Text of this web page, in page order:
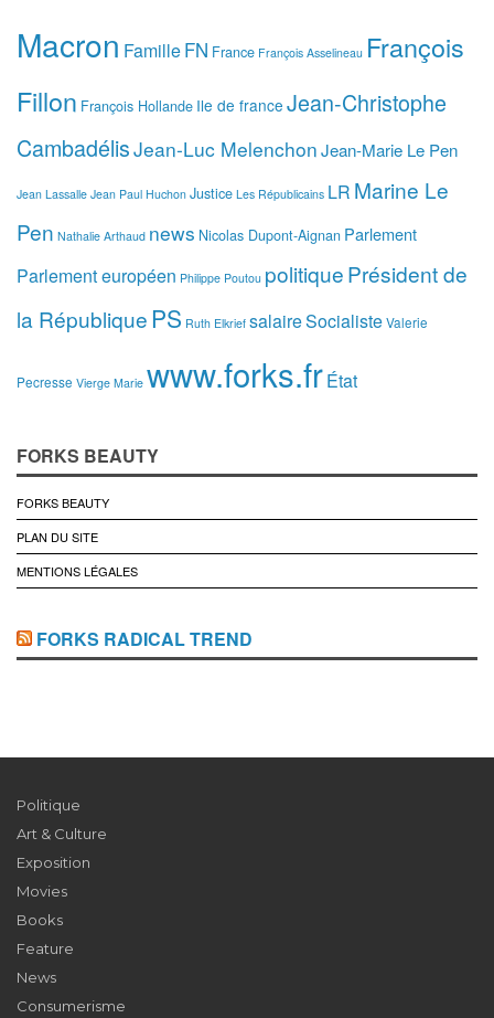
Macron FamilleFN France François Asselineau François
Fillon François Hollande Ile de france Jean-Christophe
CambadélisJean-Luc MelenchonJean-Marie Le Pen
Jean Lassalle Jean Paul Huchon Justice Les Républicains LR Marine Le
Pen Nathalie Arthaud news Nicolas Dupont-Aignan Parlement
Parlement européen Philippe Poutou politiquePrésident de
la République PS Ruth Elkrief salaireSocialisteValerie
Pecresse Vierge Marie www.forks.frÉtat
FORKS BEAUTY
FORKS BEAUTY
PLAN DU SITE
MENTIONS LÉGALES
FORKS RADICAL TREND
Politique
Art & Culture
Exposition
Movies
Books
Feature
News
Consumerisme